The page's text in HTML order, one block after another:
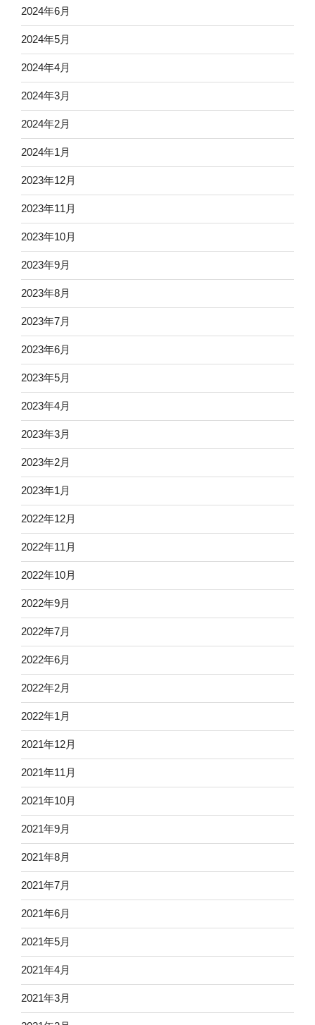
2024年6月
2024年5月
2024年4月
2024年3月
2024年2月
2024年1月
2023年12月
2023年11月
2023年10月
2023年9月
2023年8月
2023年7月
2023年6月
2023年5月
2023年4月
2023年3月
2023年2月
2023年1月
2022年12月
2022年11月
2022年10月
2022年9月
2022年7月
2022年6月
2022年2月
2022年1月
2021年12月
2021年11月
2021年10月
2021年9月
2021年8月
2021年7月
2021年6月
2021年5月
2021年4月
2021年3月